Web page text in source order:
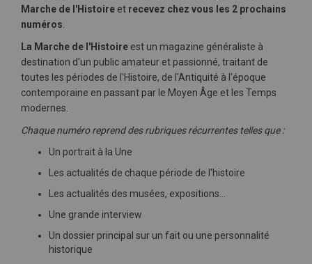
Marche de l'Histoire et recevez chez vous les 2 prochains
numéros
La Marche de l'Histoire est un magazine généraliste à
destination d'un public amateur et passionné, traitant de
toutes les périodes de l'Histoire, de l'Antiquité à l'époque
contemporaine en passant par le Moyen Âge et les Temps
modernes.
Chaque numéro reprend des rubriques récurrentes telles que :
Un portrait à la Une
Les actualités de chaque période de l'histoire
Les actualités des musées, expositions…
Une grande interview
Un dossier principal sur un fait ou une personnalité
historique